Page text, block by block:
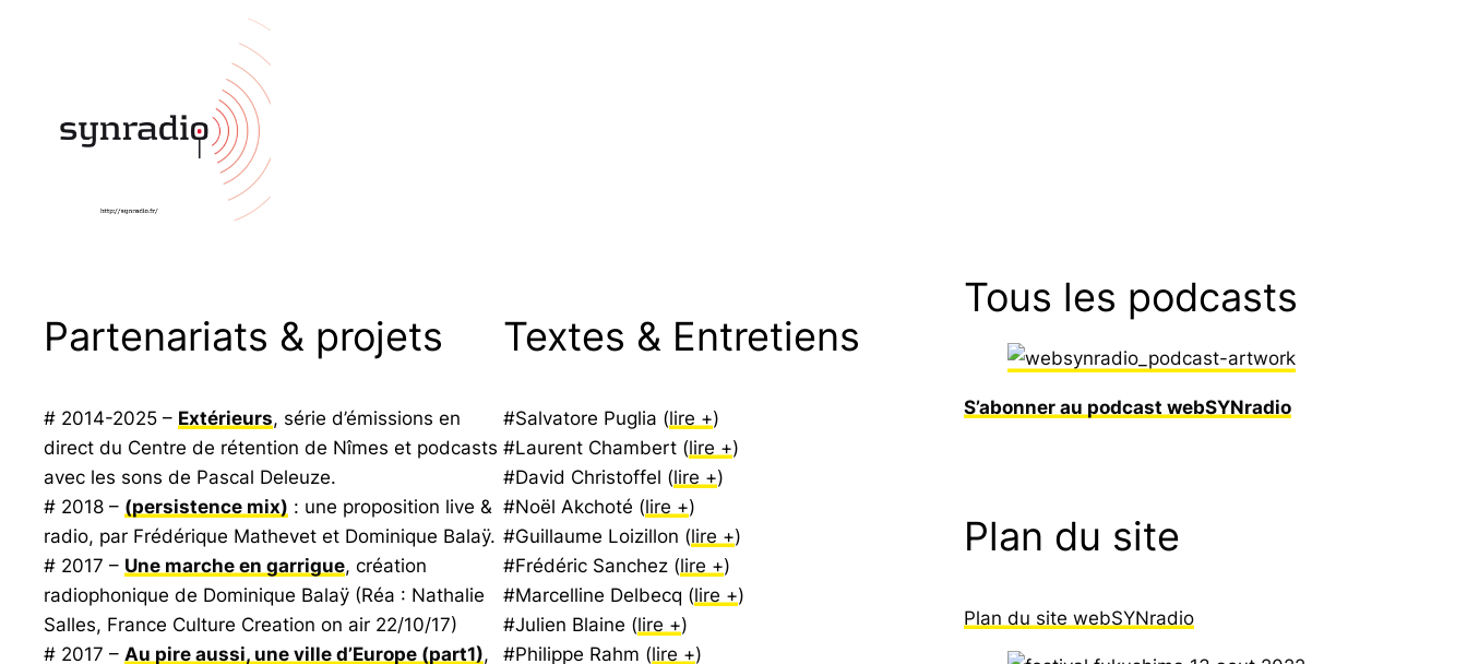
Partenariats & projets
# 2014-2025 – Extérieurs, série d’émissions en
direct du Centre de rétention de Nîmes et podcasts
avec les sons de Pascal Deleuze.
# 2018 – (persistence mix) : une proposition live &
radio, par Frédérique Mathevet et Dominique Balaÿ.
# 2017 – Une marche en garrigue, création
radiophonique de Dominique Balaÿ (Réa : Nathalie
Salles, France Culture Creation on air 22/10/17)
# 2017 – Au pire aussi, une ville d’Europe (part1),
Textes & Entretiens
#Salvatore Puglia (lire +)
#Laurent Chambert (lire +)
#David Christoffel (lire +)
#Noël Akchoté (lire +)
#Guillaume Loizillon (lire +)
#Frédéric Sanchez (lire +)
#Marcelline Delbecq (lire +)
#Julien Blaine (lire +)
#Philippe Rahm (lire +)
Tous les podcasts
S’abonner au podcast webSYNradio
Plan du site
Plan du site webSYNradio